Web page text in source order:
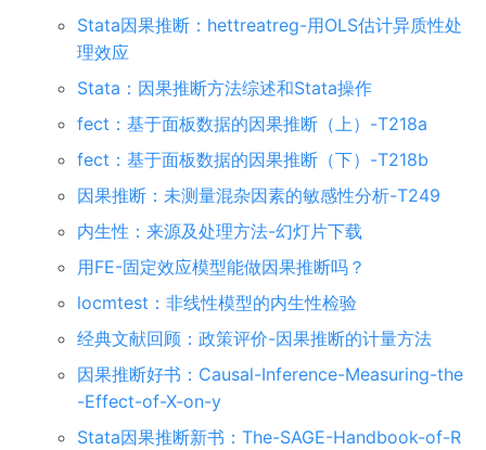
Stata因果推断：hettreatreg-用OLS估计异质性处
理效应
Stata：因果推断方法综述和Stata操作
fect：基于面板数据的因果推断（上）-T218a
fect：基于面板数据的因果推断（下）-T218b
因果推断：未测量混杂因素的敏感性分析-T249
内生性：来源及处理方法-幻灯片下载
用FE-固定效应模型能做因果推断吗？
locmtest：非线性模型的内生性检验
经典文献回顾：政策评价-因果推断的计量方法
因果推断好书：Causal-Inference-Measuring-the
-Effect-of-X-on-y
Stata因果推断新书：The-SAGE-Handbook-of-R